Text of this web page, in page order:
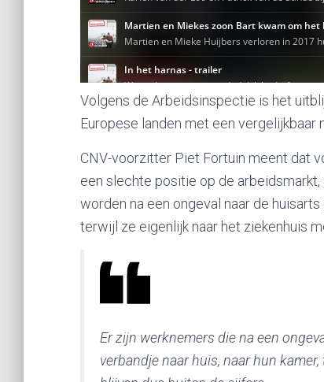
Volgens de Arbeidsinspectie is het
Europese landen met een vergelijkbaar
CNV-voorzitter Piet Fortuin meent dat
een slechte positie op de
worden na een ongeval naar de
terwijl ze eigenlijk naar het ziekenhuis
Er zijn werknemers die na een
verbandje naar huis, naar hun